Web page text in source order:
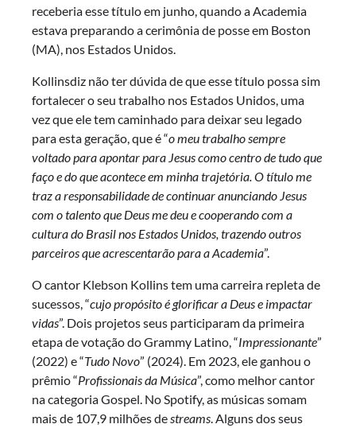
receberia esse título em junho, quando a Academia
estava preparando a cerimônia de posse em Boston
(MA), nos Estados Unidos.
Kollinsdiz não ter dúvida de que esse título possa sim
fortalecer o seu trabalho nos Estados Unidos, uma
vez que ele tem caminhado para deixar seu legado
para esta geração, que é “o meu trabalho sempre
voltado para apontar para Jesus como centro de tudo que
faço e do que acontece em minha trajetória. O título me
traz a responsabilidade de continuar anunciando Jesus
com o talento que Deus me deu e cooperando com a
cultura do Brasil nos Estados Unidos, trazendo outros
parceiros que acrescentarão para a Academia”.
O cantor Klebson Kollins tem uma carreira repleta de
sucessos, “cujo propósito é glorificar a Deus e impactar
vidas”. Dois projetos seus participaram da primeira
etapa de votação do Grammy Latino, “Impressionante”
(2022) e “Tudo Novo” (2024). Em 2023, ele ganhou o
prêmio “Profissionais da Música”, como melhor cantor
na categoria Gospel. No Spotify, as músicas somam
mais de 107,9 milhões destreams. Alguns dos seus